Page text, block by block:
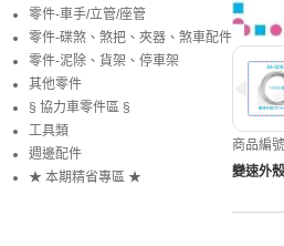
商品編
變速外
零件-車手/立管/座管
零件-碟煞、煞把、夾器、煞車配件
零件-泥除、貨架、停車架
其他零件
§ 協力車零件區 §
工具類
週邊配件
★ 本期精省專區 ★